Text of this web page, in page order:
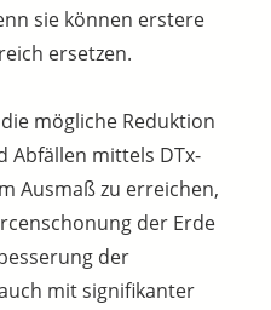
sie können erstere
ersetzen.
mögliche Reduktion
Abfällen mittels DTx-
Ausmaß zu erreichen,
der Erde
der
mit signifikanter